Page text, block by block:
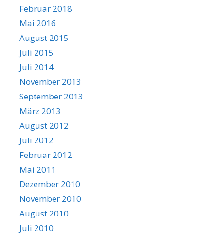
Februar 2018
Mai 2016
August 2015
Juli 2015
Juli 2014
November 2013
September 2013
März 2013
August 2012
Juli 2012
Februar 2012
Mai 2011
Dezember 2010
November 2010
August 2010
Juli 2010